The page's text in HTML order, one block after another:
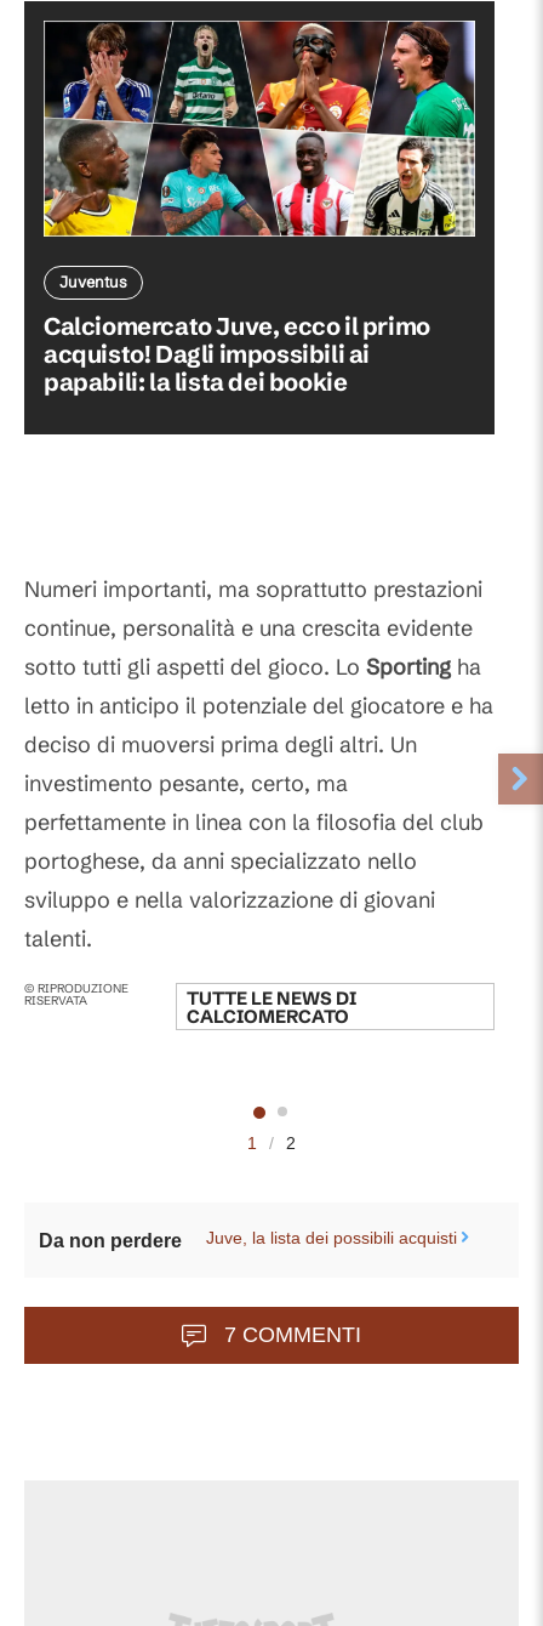
Juventus
Calciomercato Juve, ecco il primo
acquisto! Dagli impossibili ai
papabili: la lista dei bookie
Numeri importanti, ma soprattutto prestazioni
continue, personalità e una crescita evidente
sotto tutti gli aspetti del gioco. Lo Sporting ha
letto in anticipo il potenziale del giocatore e ha
deciso di muoversi prima degli altri. Un
investimento pesante, certo, ma
perfettamente in linea con la filosofia del club
portoghese, da anni specializzato nello
sviluppo e nella valorizzazione di giovani
talenti.
© RIPRODUZIONE
RISERVATA TUTTE LE NEWS DI
CALCIOMERCATO
1 / 2
Da non perdere Juve, la lista dei possibili acquisti
7 COMMENTI